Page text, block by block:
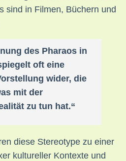
sind in Filmen, Büchern und
des Pharaos in
oft eine
wider, die
mit der
zu tun hat.“
diese Stereotype zu einer
kultureller Kontexte und